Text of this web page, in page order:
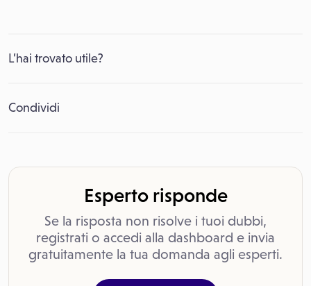
L’hai trovato utile?
Condividi
Esperto risponde
Se la risposta non risolve i tuoi dubbi,
registrati o accedi alla dashboard e invia
gratuitamente la tua domanda agli esperti.